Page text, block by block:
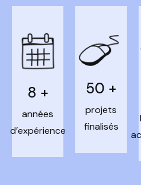
8 +
années
d’expérience
50 +
projets
finalisés